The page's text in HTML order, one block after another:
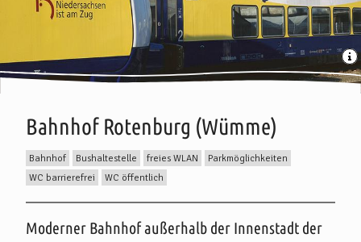
Bahnhof Rotenburg (Wümme)
Bahnhof Bushaltestelle freies WLAN
Parkmöglichkeiten
WC barrierefrei
WC öffentlich
Beschreibung
Moderner Bahnhof außerhalb der Innenstadt der